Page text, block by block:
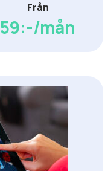
Från
59:-/mån